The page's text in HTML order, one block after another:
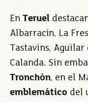
En Teruel
Albarracín, La
Tastavins,
Calanda. Sin
Tronchón, en el
emblemático del